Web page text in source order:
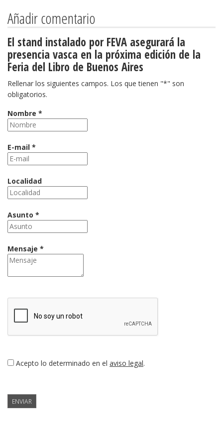
Añadir comentario
El stand instalado por FEVA asegurará la
presencia vasca en la próxima edición de la
Feria del Libro de Buenos Aires
Rellenar los siguientes campos. Los que tienen "*" son
obligatorios.
Nombre *
E-mail *
Localidad
Asunto *
Mensaje *
Acepto lo determinado en el aviso legal.
ENVIAR